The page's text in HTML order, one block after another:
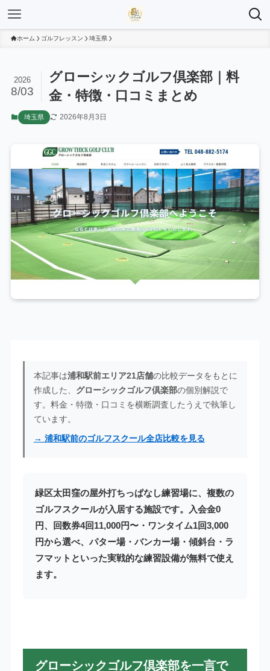
ホーム ゴルフレッスン 埼玉県
グローシックゴルフ倶楽部｜料
金・特徴・口コミまとめ
2026
8/03
埼玉県 2026年8月3日
本記事は浦和駅前エリア21店舗の比較データをもとに
作成した、 グローシックゴルフ倶楽部の個別解説で
す。料金・特徴・口コミを横断調査したうえで執筆し
ています。
→ 浦和駅前のゴルフスクール全店比較を見る
緑区太田窪の屋外打ちっぱなし練習場に、複数の
ゴルフスクールが入居する施設です。入会金0
円、回数券4回11,000円〜・ワンタイム1回3,000
円から選べ、パター場・バンカー場・傾斜台・ラ
フマットといった実戦的な練習設備が無料で使え
ます。
グローシックゴルフ倶楽部を一言で